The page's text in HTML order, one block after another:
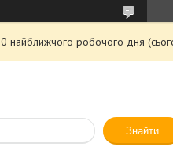
найближчого робочого дня
Знайти